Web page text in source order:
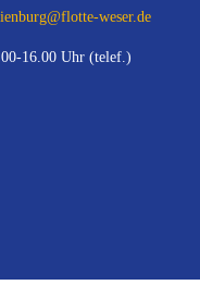
weser.de
16.00 Uhr (telef.)